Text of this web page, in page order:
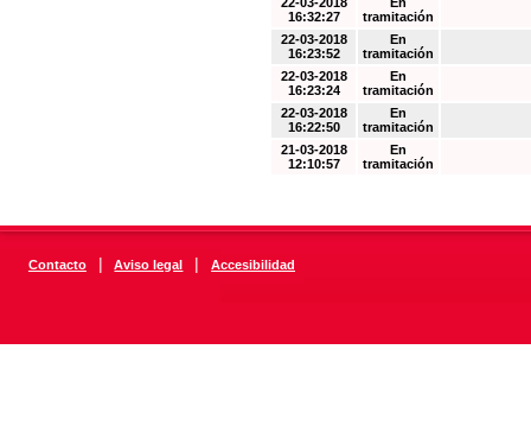
16:32:27
tramitación
22-03-2018
16:23:52
En
tramitación
22-03-2018
16:23:24
En
tramitación
22-03-2018
16:22:50
En
tramitación
21-03-2018
12:10:57
En
tramitación
Contacto | Aviso legal | Accesibilidad